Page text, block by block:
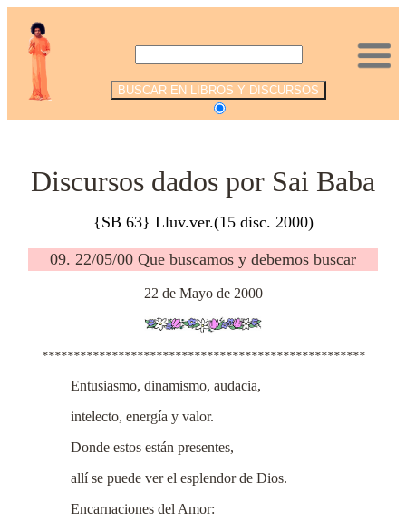
Discursos dados por Sai Baba
{SB 63} Lluv.ver.(15 disc. 2000)
09. 22/05/00 Que buscamos y debemos buscar
22 de Mayo de 2000
***************************************************
Entusiasmo, dinamismo, audacia,
intelecto, energía y valor.
Donde estos están presentes,
allí se puede ver el esplendor de Dios.
Encarnaciones del Amor: